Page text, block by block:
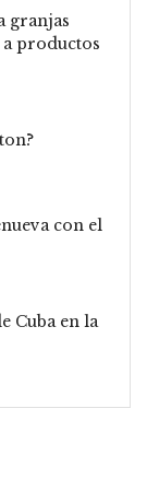
granjas
productos
con el
Cuba en la